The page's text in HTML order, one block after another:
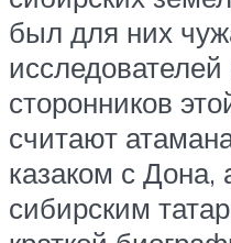
был для них
сторонников
считают
казаком с
сибирским